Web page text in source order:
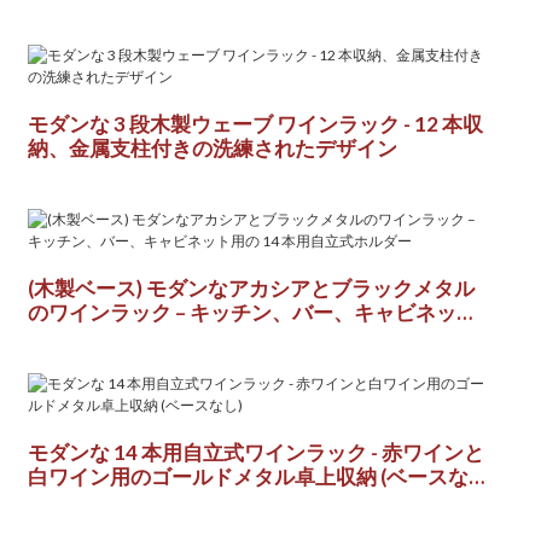
モダンな 3 段木製ウェーブ ワインラック - 12 本収
納、金属支柱付きの洗練されたデザイン
(木製ベース) モダンなアカシアとブラックメタル
のワインラック – キッチン、バー、キャビネット
モダンな 14 本用自立式ワインラック - 赤ワインと
白ワイン用のゴールドメタル卓上収納 (ベースな